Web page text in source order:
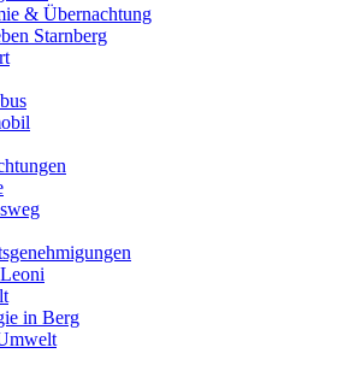
& Übernachtung
Starnberg
in Berg